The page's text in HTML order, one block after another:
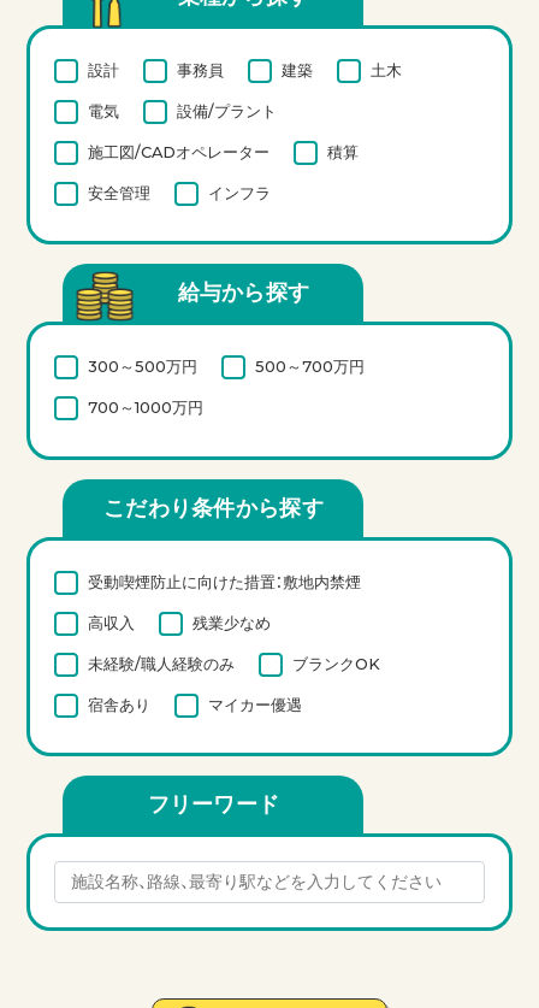
設計 事務員 建築 土木
電気 設備/プラント
施工図/CADオペレーター 積算
安全管理 インフラ
給与から探す
300～500万円 500～700万円
700～1000万円
こだわり条件から探す
受動喫煙防止に向けた措置：敷地内禁煙
高収入 残業少なめ
未経験/職人経験のみ ブランクOK
宿舎あり マイカー優遇
フリーワード